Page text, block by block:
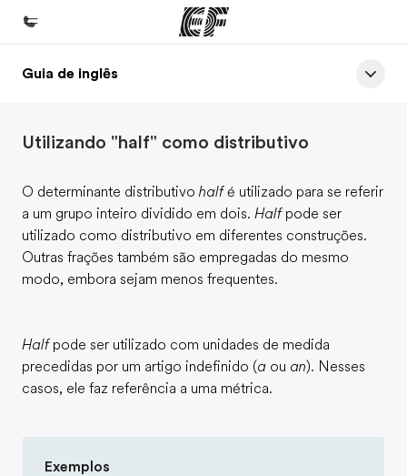
Início
Programas
Lojas
Sobre nós
Carreiras
Junte-se a nós
Guia de inglês
Utilizando "half" como distributivo
O determinante distributivo halfé utilizado para se referir
a um grupo inteiro dividido em dois. Halfpode ser
utilizado como distributivo em diferentes construções.
Outras frações também são empregadas do mesmo
modo, embora sejam menos frequentes.
Halfpode ser utilizado com unidades de medida
precedidas por um artigo indefinido (a ou an). Nesses
casos, ele faz referência a uma métrica.
Exemplos